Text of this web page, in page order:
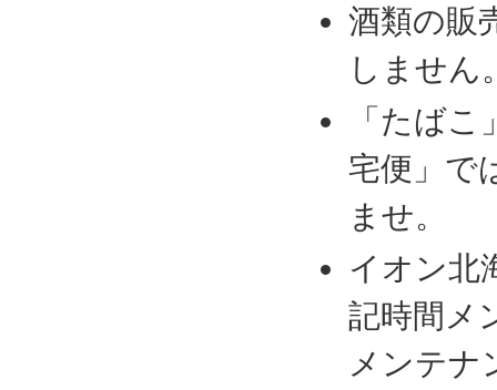
酒類の販
しません
「たば
宅便」で
ませ。
イオン北
記時間メ
メンテナ